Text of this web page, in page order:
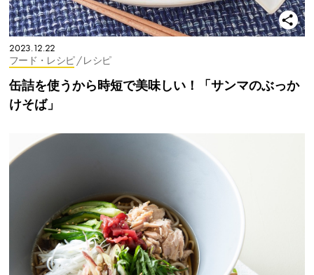
2023.12.22
フード・レシピ / レシピ
缶詰を使うから時短で美味しい！「サンマのぶっか
けそば」